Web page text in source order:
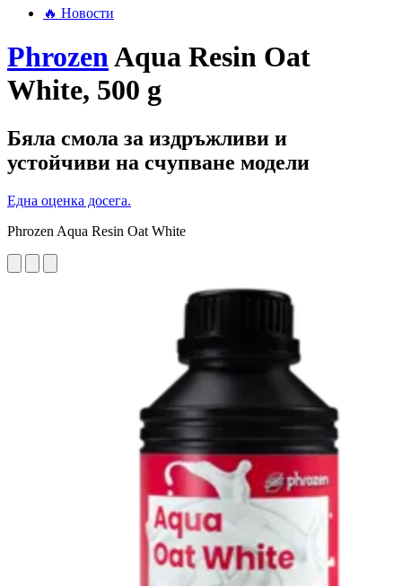
🔥 Новости
PhrozenAqua Resin Oat
White, 500 g
Бяла смола за издръжливи и
устойчиви на счупване модели
Една оценка досега.
Phrozen Aqua Resin Oat White